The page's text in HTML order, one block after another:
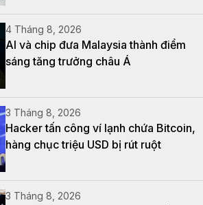
4 Tháng 8, 2026
AI và chip đưa Malaysia thành điểm
sáng tăng trưởng châu Á
3 Tháng 8, 2026
Hacker tấn công ví lạnh chứa Bitcoin,
hàng chục triệu USD bị rút ruột
3 Tháng 8, 2026